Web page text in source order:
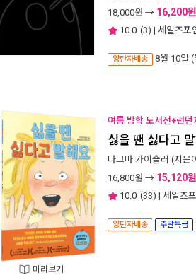
18,000원 → 16,200원
10.0 (3) | 세일즈포
양탄자배송 8월 10일 (
미리보기
여름 방학 도서전+런
싫을 땐 싫다고
다그마 가이슬러 (지은
16,800원 → 15,120원
10.0 (33) | 세일즈
양탄자배송 주말특급